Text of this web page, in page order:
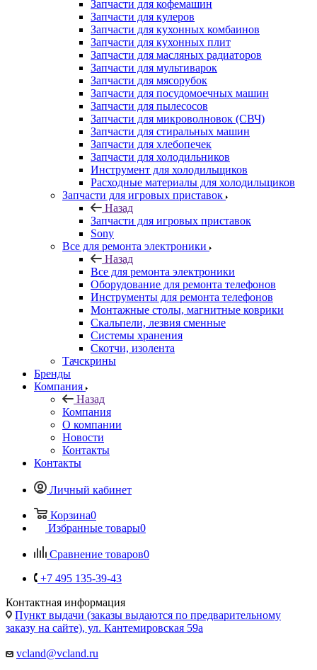
Запчасти для кофемашин
Запчасти для кулеров
Запчасти для кухонных комбаинов
Запчасти для кухонных плит
Запчасти для масляных радиаторов
Запчасти для мультиварок
Запчасти для мясорубок
Запчасти для посудомоечных машин
Запчасти для пылесосов
Запчасти для микроволновок (СВЧ)
Запчасти для стиральных машин
Запчасти для хлебопечек
Запчасти для холодильников
Инструмент для холодильщиков
Расходные материалы для холодильщиков
Запчасти для игровых приставок
Назад
Запчасти для игровых приставок
Sony
Все для ремонта электроники
Назад
Все для ремонта электроники
Оборудование для ремонта телефонов
Инструменты для ремонта телефонов
Монтажные столы, магнитные коврики
Скальпели, лезвия сменные
Системы хранения
Скотчи, изолента
Тачскрины
Бренды
Компания
Назад
Компания
О компании
Новости
Контакты
Контакты
Личный кабинет
Корзина0
Избранные товары0
Сравнение товаров0
+7 495 135-39-43
Контактная информация
Пункт выдачи (заказы выдаются по предварительному
заказу на сайте), ул. Кантемировская 59а
vcland@vcland.ru